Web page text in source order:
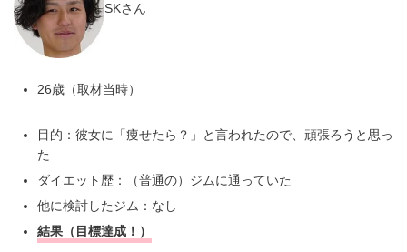
SKさん
26歳（取材当時）
目的：彼女に「痩せたら？」と言われたので、頑張ろうと思っ
た
ダイエット歴：（普通の）ジムに通っていた
他に検討したジム：なし
結果（目標達成！）